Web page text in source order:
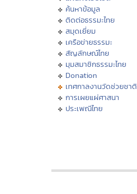
ค้นหาข้อมูล
ติดต่อธรรมะไทย
สมุดเยี่ยม
เครือข่ายธรรมะ
สัญลักษณ์ไทย
มุมสมาชิกธรรมะไทย
Donation
เทศกาลงานวัดช่วยชาติ
การเผยแผ่ศาสนา
ประเพณีไทย